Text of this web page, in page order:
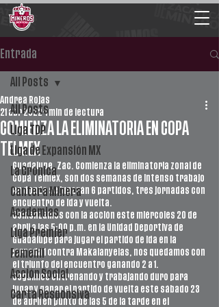
Entrada
All Posts
Liga TDP
Liga de Expansión MX
La Crónica
Cantera Minera
Academias
Liga Premier
Femenil
Acción Social
Carta Responsiva
All Posts
COMIENZA LA ELIMINATORIA EN COPA
TELMEX
Andrea Rojas
21 abr 2022 1 min de lectura
Guadalupe, Zac. Comienza la eliminatoria zonal de
Copa Telmex, son dos semanas de intenso trabajo
en donde se jugarán 6 partidos, tres jornadas con
encuentro de ida y vuelta.
Comenzamos con la acción este miércoles 20 de
abril a las 5:00 p.m. en la Unidad Deportiva de
Guadalupe para jugar el partido de ida en la
jornada 1 contra Makalanyelas, nos quedamos con
el triunfo del encuentro ganando 2 a 1.
Seguimos entrenando y trabajando duro para
jugar y ganar el partido de vuelta este sábado 23
de abril en punto de las 5 de la tarde en el